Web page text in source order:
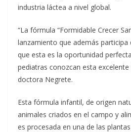
industria láctea a nivel global.
“La fórmula “Formidable Crecer
lanzamiento que además participa
que esta es la oportunidad
pediatras conozcan esta
doctora Negrete.
Esta fórmula infantil, de origen
animales criados en el campo y
es procesada en una de las